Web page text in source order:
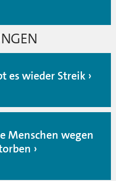
es wieder Streik
Menschen wegen